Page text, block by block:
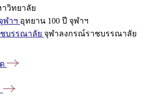
วิทยาลัย
ฬาฯ อุทยาน 100 ปี จุฬาฯ
บรรณาลัย จุฬาลงกรณ์ราชบรรณาลัย